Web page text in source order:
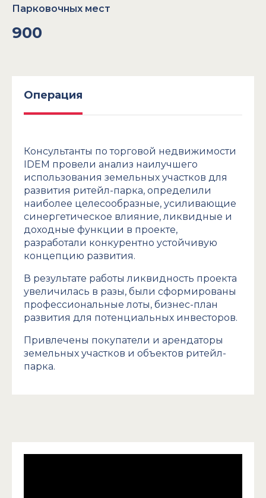
Парковочных мест
900
Операция
Консультанты по торговой недвижимости
IDEM провели анализ наилучшего
использования земельных участков для
развития ритейл-парка, определили
наиболее целесообразные, усиливающие
синергетическое влияние, ликвидные и
доходные функции в проекте,
разработали конкурентно устойчивую
концепцию развития.
В результате работы ликвидность проекта
увеличилась в разы, были сформированы
профессиональные лоты, бизнес-план
развития для потенциальных инвесторов.
Привлечены покупатели и арендаторы
земельных участков и объектов ритейл-
парка.